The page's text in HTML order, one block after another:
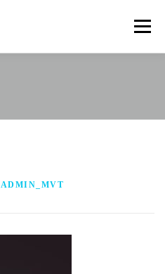
メニュ
お問合せ
ADMIN_MVT